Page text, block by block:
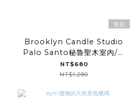
售完
Brooklyn Candle Studio
Palo Santo秘魯聖木室內/織
品噴霧
NT$680
NT$1,280